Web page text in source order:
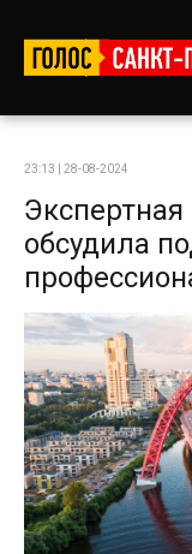
23:13 | 28-08-2024
обсудила